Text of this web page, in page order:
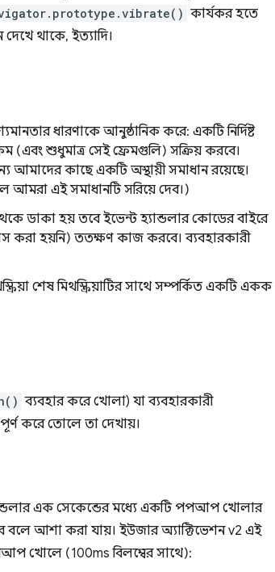
কার্যকর হতে
থাকে, ইত্যাদি।
ধারণাকে আনুষ্ঠানিক করে: একটি নির্দিষ্ট
(এবং শুধুমাত্র সেই ফ্রেমগুলি) সক্রিয় করবে।
আমাদের কাছে একটি অস্থায়ী সমাধান রয়েছে।
আমরা এই সমাধানটি সরিয়ে দেব।)
ডাকা হয় তবে ইভেন্ট হ্যান্ডলার কোডের বাইরে
করা হয়নি) ততক্ষণ কাজ করবে। ব্যবহারকারী
শেষ মিথস্ক্রিয়াটির সাথে সম্পর্কিত একটি একক
ব্যবহার করে খোলা) যা ব্যবহারকারী
করে তোলে তা দেখায়।
এক সেকেন্ডের মধ্যে একটি পপআপ খোলার
আশা করা যায়। ইউজার অ্যাক্টিভেশন v2 এই
খোলে (100ms বিলম্বের সাথে):